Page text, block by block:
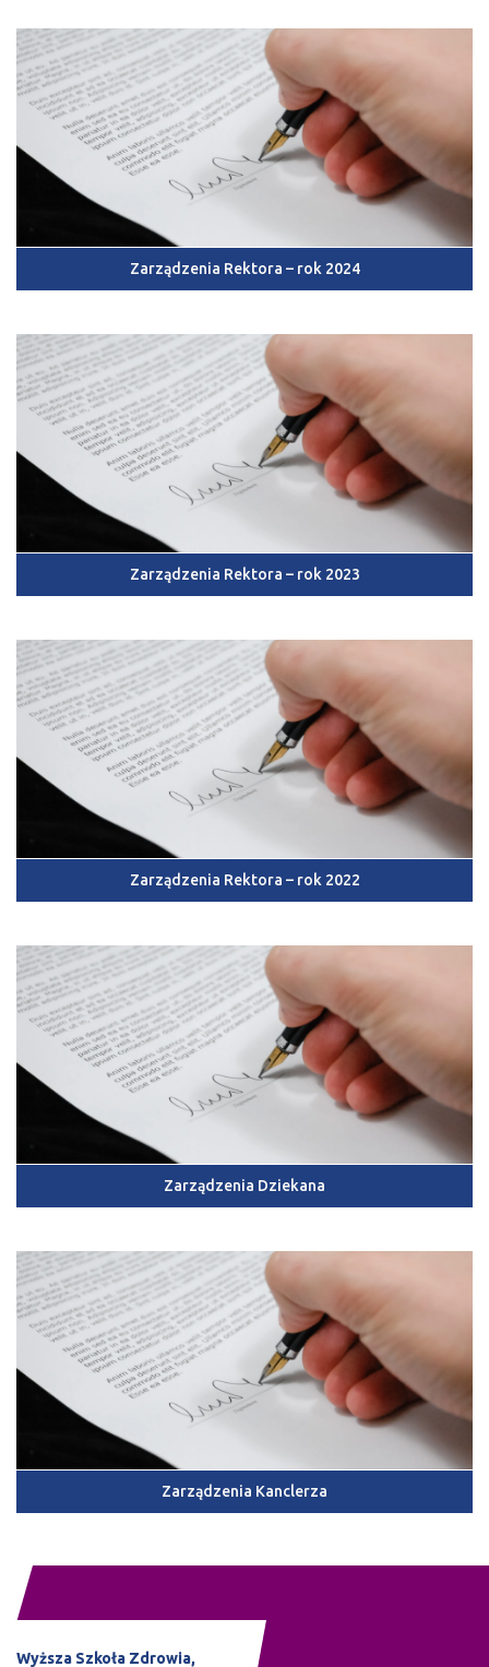
Zarządzenia Rektora – rok 2024
Zarządzenia Rektora – rok 2023
Zarządzenia Rektora – rok 2022
Zarządzenia Dziekana
Zarządzenia Kanclerza
Wyższa Szkoła Zdrowia,